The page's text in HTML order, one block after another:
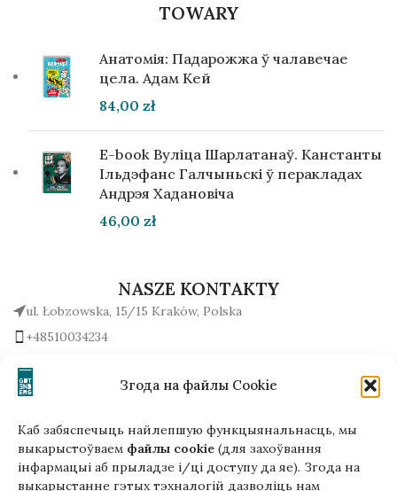
Згода на файлы Cookie
Каб забяспечыць найлепшую функцыянальнасць, мы
выкарыстоўваем файлы cookie (для захоўвання
інфармацыі аб прыладзе і/ці доступу да яе). Згода на
выкарыстанне гэтых тэхналогій дазволіць нам
Гэтая версія сайта створана
TOWARY
Анатомія: Падарожжа ў чалавечае
цела. Адам Кей
84,00 zł
E-book Вуліца Шарлатанаў. Канстанты
Ільдэфанс Галчыньскі ў перакладах
Андрэя Хадановіча
46,00 zł
NASZE KONTAKTY
ul. Łobzowska, 15/15 Kraków, Polska
+48510034234
Napisz do nas!